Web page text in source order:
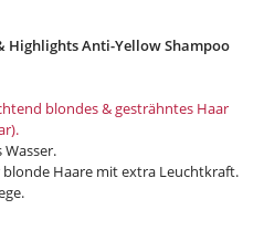
Highlights Anti-Yellow Shampoo
blondes & gesträhntes Haar
Haare mit extra Leuchtkraft.